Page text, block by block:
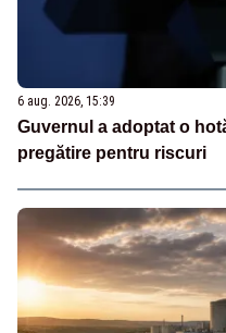
6 aug. 2026, 15:39
Guvernul a adoptat o
pregătire pentru riscuri